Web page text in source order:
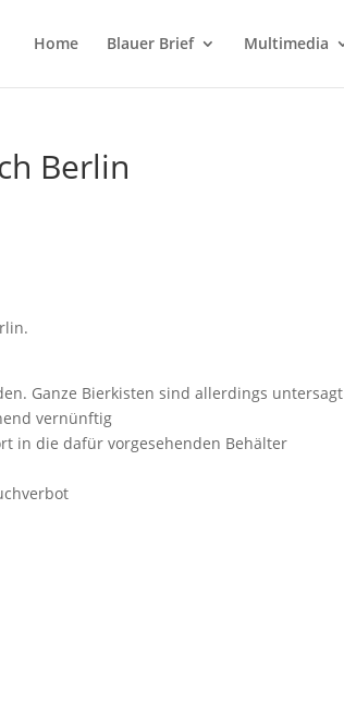
Home Blauer Brief Multimedia
Berlin
Ganze Bierkisten sind allerdings untersagt
vernünftig
in die dafür vorgesehenden Behälter